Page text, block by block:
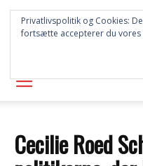
Cecilie Roed
Privatlivspolitik og Cookies:
fortsætte accepterer du vores